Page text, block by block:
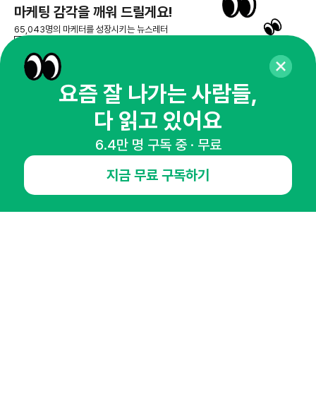
마케팅 감각을 깨워 드릴게요!
65,043명의 마케터를 성장시키는 뉴스레터
오픈애즈란 공지사항 제휴문의
인사이터 신청
뉴스레터
요즘 잘 나가는 사람들,
다 읽고 있어요
6.4만 명 구독 중 · 무료
지금 무료 구독하기